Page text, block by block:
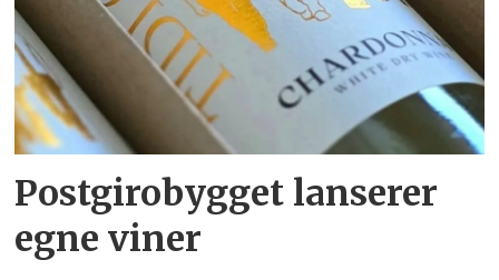
Postgirobygget lanserer
egne viner